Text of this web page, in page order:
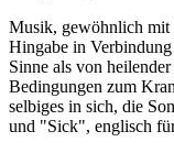
Musik, gewöhnlich mit
Hingabe in Verbindung
Sinne als von
Bedingungen zum
selbiges in sich, die
und "Sick", englisch